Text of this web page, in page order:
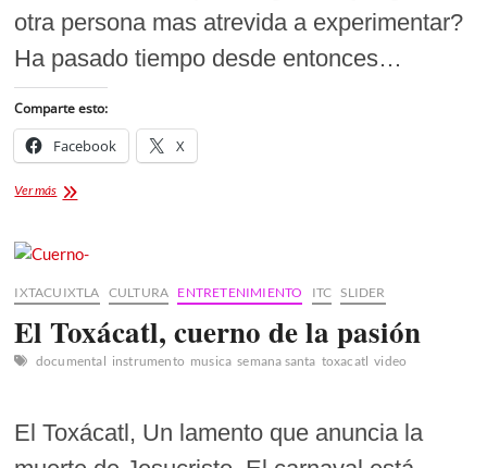
otra persona mas atrevida a experimentar?
Ha pasado tiempo desde entonces…
Comparte esto:
Facebook X
Ver másLa
Sireno:
Pelo
y
Barbas
Se
Color
IXTACUIXTLA CULTURA ENTRETENIMIENTO ITC SLIDER
El Toxácatl, cuerno de la pasión
documental instrumento musica semana santa toxacatl video
El Toxácatl, Un lamento que anuncia la